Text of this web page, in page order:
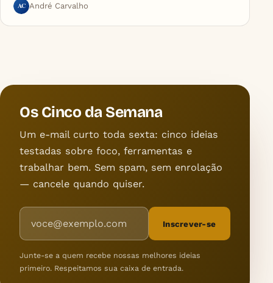
AC André Carvalho
Os Cinco da Semana
Um e-mail curto toda sexta: cinco ideias
testadas sobre foco, ferramentas e
trabalhar bem. Sem spam, sem enrolação
— cancele quando quiser.
Endereço de e-mail
Inscrever-se
Junte-se a quem recebe nossas melhores ideias
primeiro. Respeitamos sua caixa de entrada.